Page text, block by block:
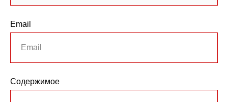
Email
Содержимое